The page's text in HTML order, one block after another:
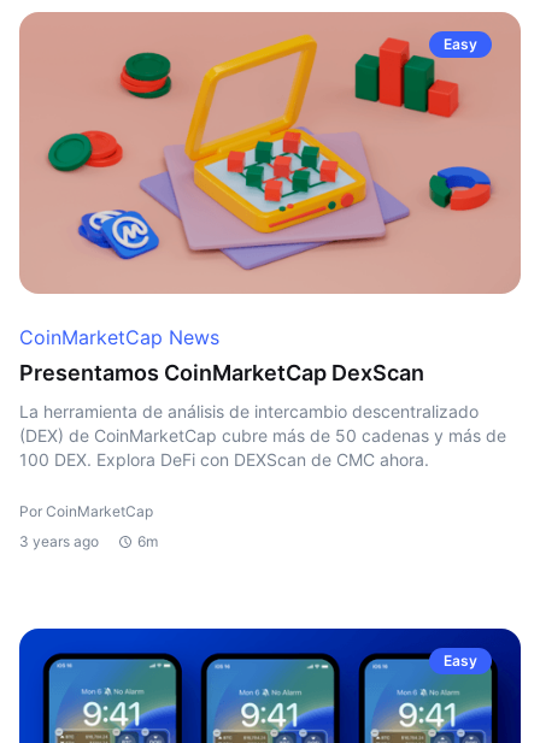
Easy
CoinMarketCap News
Presentamos CoinMarketCap DexScan
La herramienta de análisis de intercambio descentralizado
(DEX) de CoinMarketCap cubre más de 50 cadenas y más de
100 DEX. Explora DeFi con DEXScan de CMC ahora.
Por CoinMarketCap
3 years ago
6m
Easy